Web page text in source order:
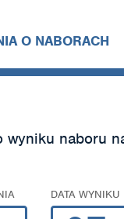
O NABORACH
wyniku naboru
DATA WYNIKU